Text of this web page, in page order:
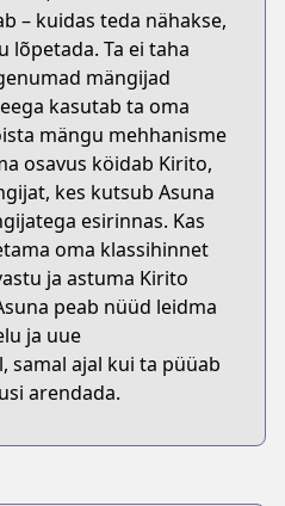
– kuidas teda nähakse,
lõpetada. Ta ei taha
mängijad
kasutab ta oma
mängu mehhanisme
osavus köidab Kirito,
kes kutsub Asuna
esirinnas. Kas
oma klassihinnet
ja astuma Kirito
peab nüüd leidma
ja uue
samal ajal kui ta püüab
arendada.